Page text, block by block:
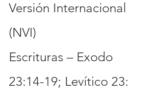
Versión Internacional
(NVI)
Escrituras – Exodo
23:14-19; Levítico 23: